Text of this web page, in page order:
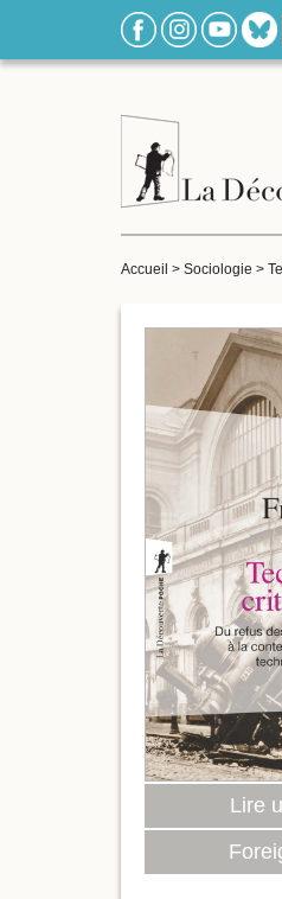
Accueil > Sociologie >
Lire